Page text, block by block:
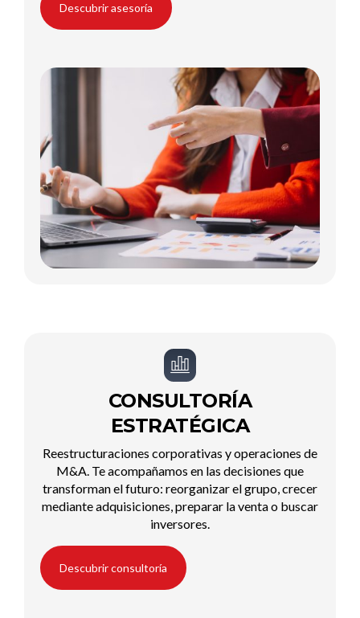
Descubrir asesoría
CONSULTORÍA
ESTRATÉGICA
Reestructuraciones corporativas y operaciones de
M&A. Te acompañamos en las decisiones que
transforman el futuro: reorganizar el grupo, crecer
mediante adquisiciones, preparar la venta o buscar
inversores.
Descubrir consultoría